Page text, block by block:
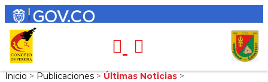
Inicio > Publicaciones > Últimas Noticias >